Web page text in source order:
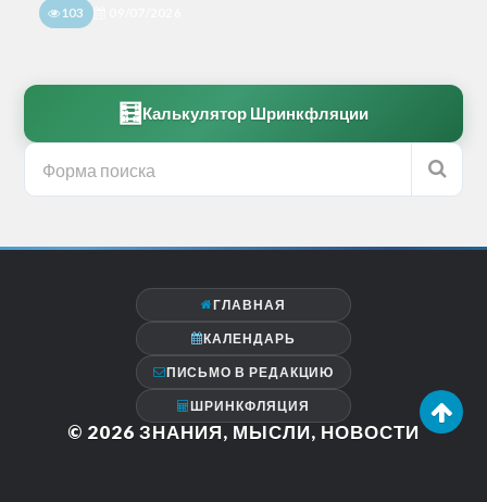
103
🧮 Калькулятор Шринкфляции
ГЛАВНАЯ
КАЛЕНДАРЬ
ПИСЬМО В РЕДАКЦИЮ
ШРИНКФЛЯЦИЯ
© 2026 ЗНАНИЯ, МЫСЛИ, НОВОСТИ